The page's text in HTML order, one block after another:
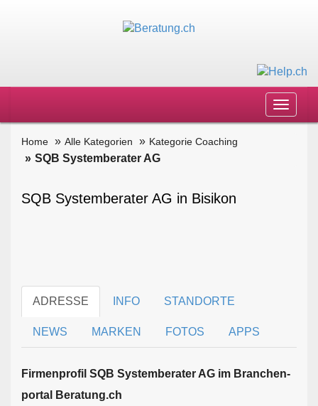
Toggle
Home Alle Kategorien Kategorie Coaching
SQB Systemberater AG
SQB Systemberater AG in Bisikon
ADRESSE INFO STANDORTE
NEWS MARKEN FOTOS APPS
Firmen­profil SQB Systemberater AG im Branchen­
portal Beratung.ch